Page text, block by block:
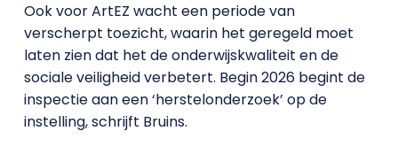
Ook voor ArtEZ wacht een periode van
verscherpt toezicht, waarin het geregeld moet
laten zien dat het de onderwijskwaliteit en de
sociale veiligheid verbetert. Begin 2026 begint de
inspectie aan een ‘herstelonderzoek’ op de
instelling, schrijft Bruins.